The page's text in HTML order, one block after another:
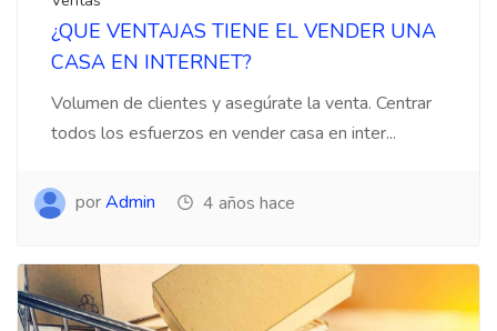
¿QUE VENTAJAS TIENE EL VENDER UNA
CASA EN INTERNET?
Volumen de clientes y asegúrate la venta. Centrar
todos los esfuerzos en vender casa en inter...
porAdmin 4 años hace